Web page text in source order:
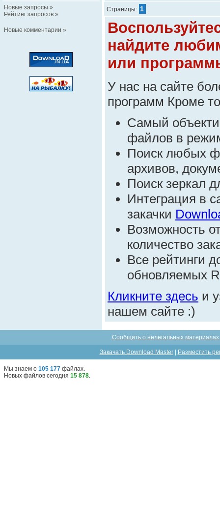
Новые запросы »
Рейтинг запросов »
Новые комментарии »
Страницы: 1
найдите
или
У нас на сайте
программ Кроме
Самый
файлов в
Поиск любых
архивов,
Поиск зеркал
Интеграция в
закачки
Возможность
количество
Все рейтинги
обновляемых
Кликните здесь и
нашем сайте :)
Сообщить о нелегальных
Закачать Download Master| Разместить
Мы знаем о 105 177 файлах.
Новых файлов сегодня 15 878.